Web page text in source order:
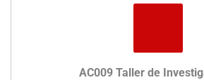
AC009 Taller de